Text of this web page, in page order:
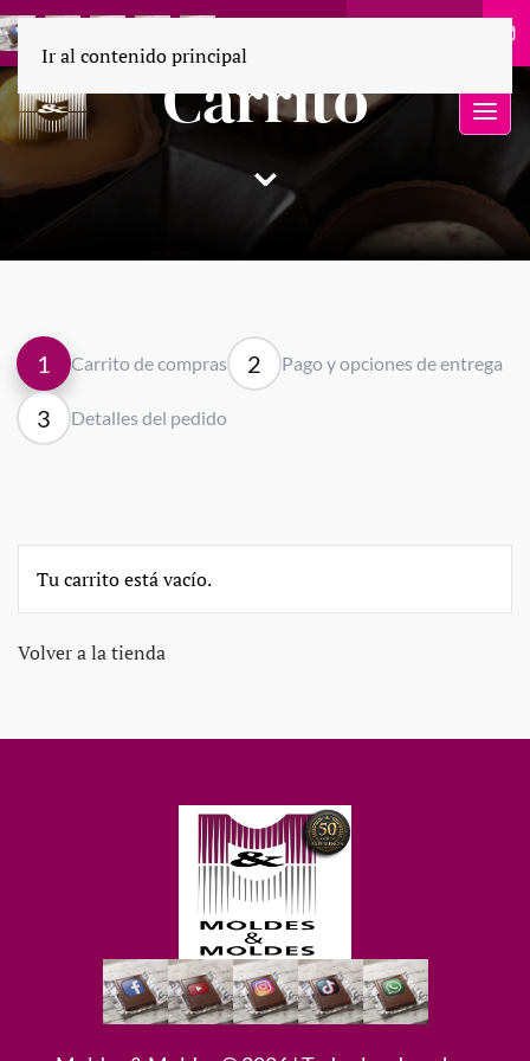
Carrito
⌄
1 Carrito de compras 2 Pago y opciones de entrega
3 Detalles del pedido
Ir al contenido principal
Tu carrito está vacío.
Volver a la tienda